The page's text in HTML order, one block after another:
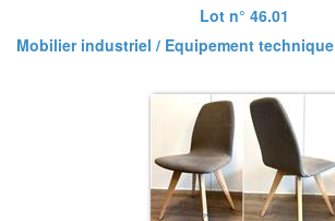
Lot n° 46.01
Mobilier industriel / Equipement technique